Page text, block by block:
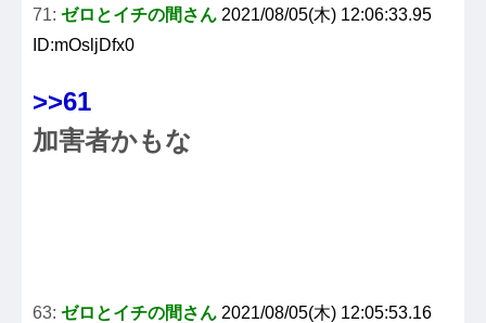
71: ゼロとイチの間さん 2021/08/05(木) 12:06:33.95
ID:mOsljDfx0
>>61
加害者かもな
63: ゼロとイチの間さん 2021/08/05(木) 12:05:53.16